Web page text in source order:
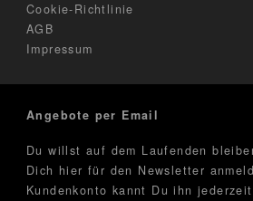
Cookie-Richtlinie
AGB
Impressum
Angebote per Email
Du willst auf dem Laufenden
Dich hier für den Newsletter
Kundenkonto kannt Du ihn